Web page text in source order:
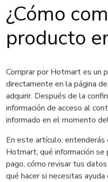
¿Cómo
producto
Comprar por Hotmart es un
directamente en la página
adquirir. Después de la
información de acceso al
informado en el momento
En este artículo,
Hotmart, qué información
pago, cómo revisar tus
qué hacer si necesitas